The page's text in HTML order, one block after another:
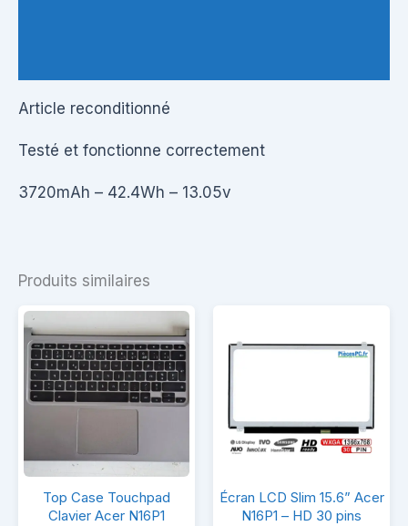
Article reconditionné
Testé et fonctionne correctement
3720mAh – 42.4Wh – 13.05v
Produits similaires
Top
Case
Top Case Touchpad
Clavier Acer N16P1
Écran
LCD
Écran LCD Slim 15.6” Acer
N16P1 – HD 30 pins